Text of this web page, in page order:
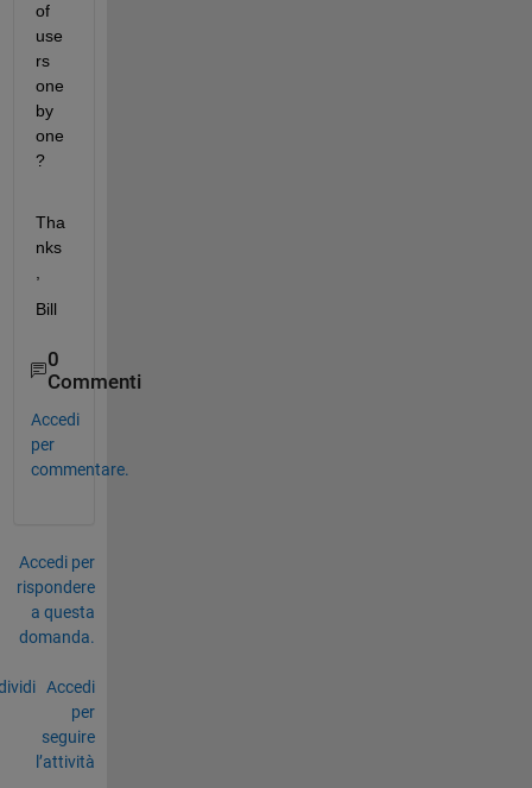
of
use
rs
one
by
one
?
Tha
nks
Bill
0
Commenti
Accedi
per
commentare.
Accedi per
rispondere
a questa
domanda.
Accedi
per
seguire
l’attività